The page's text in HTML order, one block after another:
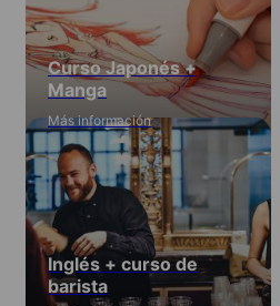
Curso Japonés +
Manga
Más información
Inglés + curso de
barista